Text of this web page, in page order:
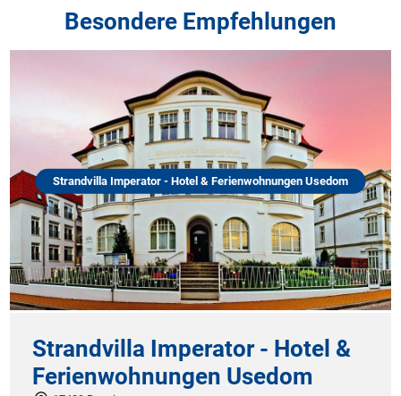
Besondere Empfehlungen
Strandvilla Imperator - Hotel & Ferienwohnungen Usedom
Strandvilla Imperator - Hotel &
Ferienwohnungen Usedom